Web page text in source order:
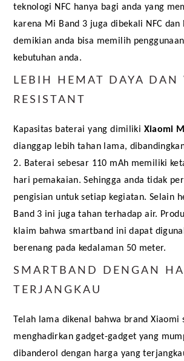
teknologi NFC hanya bagi anda yang
karena Mi Band 3 juga dibekali NFC dan
demikian anda bisa memilih
kebutuhan anda.
LEBIH HEMAT DAYA DAN
RESISTANT
Kapasitas baterai yang dimiliki Xiaomi
dianggap lebih tahan lama,
2. Baterai sebesar 110 mAh memiliki
hari pemakaian. Sehingga anda tidak
pengisian untuk setiap kegiatan. Selain
Band 3 ini juga tahan terhadap air.
klaim bahwa smartband ini dapat
berenang pada kedalaman 50 meter.
SMARTBAND DENGAN
TERJANGKAU
Telah lama dikenal bahwa brand Xiaomi
menghadirkan gadget-gadget yang